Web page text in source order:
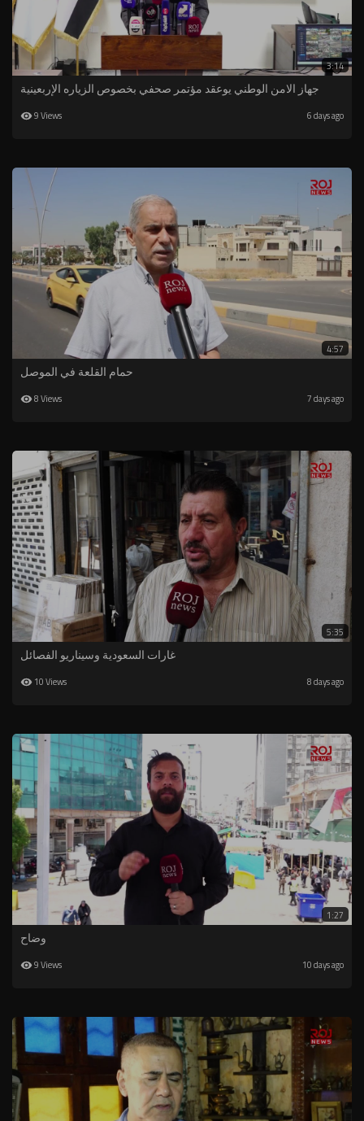
3:14
جهاز الامن الوطني يوعقد مؤتمر صحفي بخصوص الزياره الإربعينية
9 Views 6 days ago
4:57
حمام القلعة في الموصل
8 Views 7 days ago
5:35
غارات السعودية وسيناريو الفصائل
10 Views 8 days ago
1:27
وضاح
9 Views 10 days ago